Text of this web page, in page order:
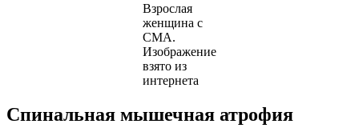
Взрослая
женщина с
СМА.
Изображение
взято из
интернета
Спинальная мышечная атрофия